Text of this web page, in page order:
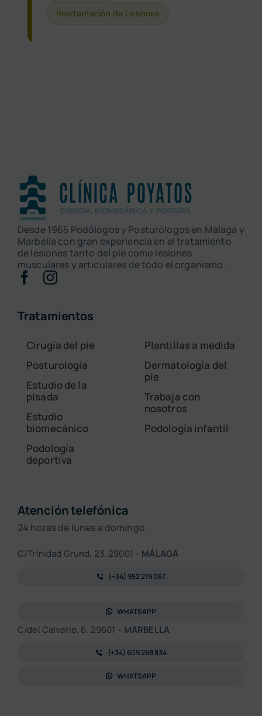
Readaptación de Lesiones
Desde 1965 Podólogos y Posturólogos en Málaga y
Marbella con gran experiencia en el tratamiento
de lesiones tanto del pie como lesiones
musculares y articulares de todo el organismo.
Tratamientos
Cirugía del pie
Posturología
Estudio de la
pisada
Estudio
biomecánico
Podología
deportiva
Plantillas a medida
Dermatología del
pie
Trabaja con
nosotros
Podología infantil
Atención telefónica
24 horas de lunes a domingo
C/Trinidad Grund, 23. 29001 – MÁLAGA
(+34) 952 219 067
WHATSAPP
C/del Calvario, 6. 29601 – MARBELLA
(+34) 609 268 834
WHATSAPP